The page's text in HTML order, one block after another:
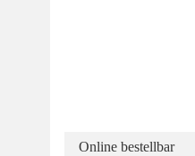
Online bestellbar